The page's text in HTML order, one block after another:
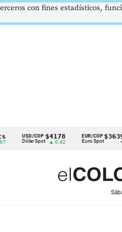
USD/COP
Dólar Spot
$4178
▲ 0.42
EUR/COP
Euro Spot
$3639
con fines estadísticos,